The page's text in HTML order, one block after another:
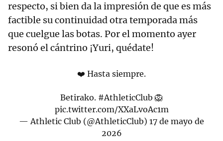
respecto, si bien da la impresión de que es más
factible su continuidad otra temporada más
que cuelgue las botas. Por el momento ayer
resonó el cántrino ¡Yuri, quédate!
❤️ Hasta siempre.
Betirako. #AthleticClub 🦁
pic.twitter.com/XXaLvoAc1m
— Athletic Club (@AthleticClub) 17 de mayo de
2026